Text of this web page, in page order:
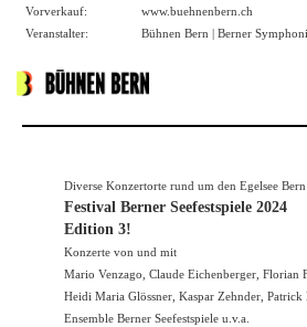
Vorverkauf:
www.buehnenbern.ch
Veranstalter:
Bühnen Bern | Berner
Diverse Konzertorte rund um den Egelsee Bern
Festival Berner Seefestspiele 2024
Edition 3!
Konzerte von und mit
Mario Venzago, Claude Eichenberger, Florian
Heidi Maria Glössner, Kaspar Zehnder, Patrick
Ensemble Berner Seefestspiele u.v.a.